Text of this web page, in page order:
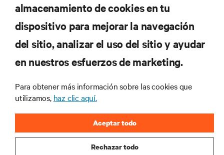
REGÍSTRATE AHORA
RECURSOS
CORPORATIVO
almacenamiento de cookies en tu
dispositivo para mejorar la navegación
del sitio, analizar el uso del sitio y ayudar
en nuestros esfuerzos de marketing.
Para obtener más información sobre las cookies que
utilizamos, haz clic aquí.
Rechazar todo
Aceptar todo